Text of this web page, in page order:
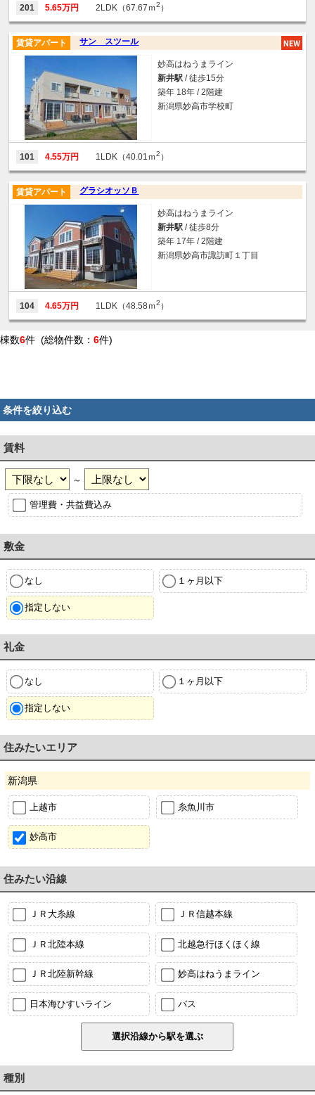
201 5.65万円 2LDK（67.67ｍ2 ）
サン スツール
賃貸アパート
妙高はねうまライン
新井駅 / 徒歩15分
築年 18年 / 2階建
新潟県妙高市学校町
101 4.55万円 1LDK（40.01ｍ2 ）
グラシオッソＢ
賃貸アパート
妙高はねうまライン
新井駅 / 徒歩8分
築年 17年 / 2階建
新潟県妙高市諏訪町１丁目
104 4.65万円 1LDK（48.58ｍ2 ）
棟数6件 (総物件数： 6件)
条件を絞り込む
賃料
～
管理費・共益費込み
敷金
なし １ヶ月以下
指定しない
礼金
なし １ヶ月以下
指定しない
住みたいエリア
新潟県
上越市 糸魚川市
妙高市
住みたい沿線
ＪＲ大糸線 ＪＲ信越本線
ＪＲ北陸本線 北越急行ほくほく線
ＪＲ北陸新幹線 妙高はねうまライン
日本海ひすいライン バス
種別